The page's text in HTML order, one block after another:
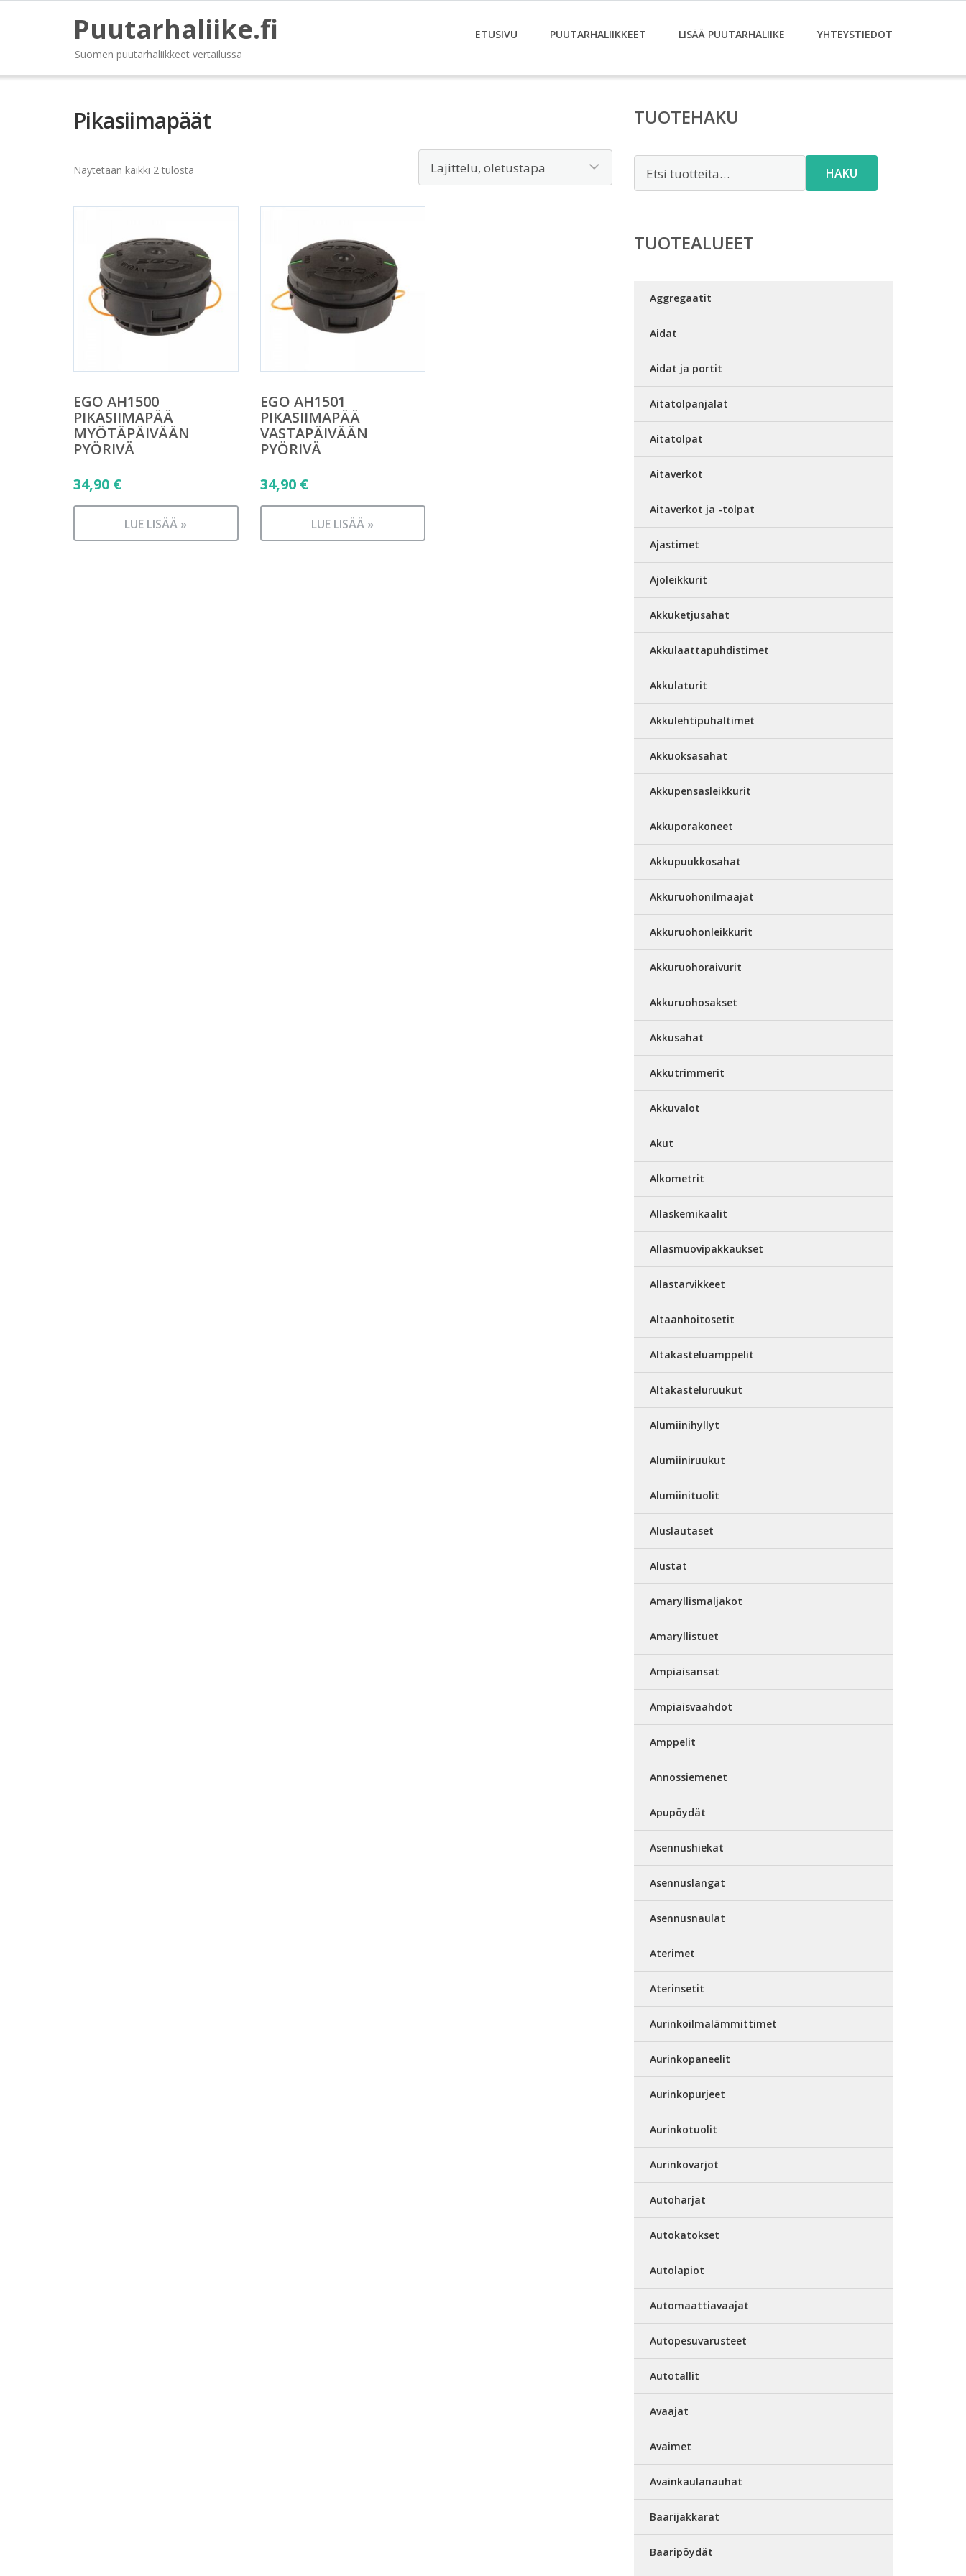
Puutarhaliike.fi
Suomen puutarhaliikkeet vertailussa
ETUSIVU PUUTARHALIIKKEET LISÄÄ PUUTARHALIIKE YHTEYSTIEDOT
Pikasiimapäät
Näytetään kaikki 2 tulosta
EGO AH1500
PIKASIIMAPÄÄ
MYÖTÄPÄIVÄÄN
PYÖRIVÄ
34,90 €
LUE LISÄÄ »
EGO AH1501
PIKASIIMAPÄÄ
VASTAPÄIVÄÄN
PYÖRIVÄ
34,90 €
LUE LISÄÄ »
TUOTEHAKU
HAKU
TUOTEALUEET
Aggregaatit
Aidat
Aidat ja portit
Aitatolpanjalat
Aitatolpat
Aitaverkot
Aitaverkot ja -tolpat
Ajastimet
Ajoleikkurit
Akkuketjusahat
Akkulaattapuhdistimet
Akkulaturit
Akkulehtipuhaltimet
Akkuoksasahat
Akkupensasleikkurit
Akkuporakoneet
Akkupuukkosahat
Akkuruohonilmaajat
Akkuruohonleikkurit
Akkuruohoraivurit
Akkuruohosakset
Akkusahat
Akkutrimmerit
Akkuvalot
Akut
Alkometrit
Allaskemikaalit
Allasmuovipakkaukset
Allastarvikkeet
Altaanhoitosetit
Altakasteluamppelit
Altakasteluruukut
Alumiinihyllyt
Alumiiniruukut
Alumiinituolit
Aluslautaset
Alustat
Amaryllismaljakot
Amaryllistuet
Ampiaisansat
Ampiaisvaahdot
Amppelit
Annossiemenet
Apupöydät
Asennushiekat
Asennuslangat
Asennusnaulat
Aterimet
Aterinsetit
Aurinkoilmalämmittimet
Aurinkopaneelit
Aurinkopurjeet
Aurinkotuolit
Aurinkovarjot
Autoharjat
Autokatokset
Autolapiot
Automaattiavaajat
Autopesuvarusteet
Autotallit
Avaajat
Avaimet
Avainkaulanauhat
Baarijakkarat
Baaripöydät